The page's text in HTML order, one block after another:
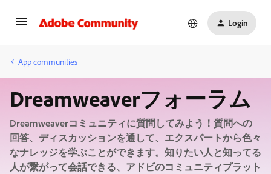
Login
App communities
Dreamweaverフォーラム
Dreamweaverコミュニティに質問してみよう！質問への
回答、ディスカッションを通して、エクスパートから色々
なナレッジを学ぶことができます。知りたい人と知ってる
人が繋がって会話できる、アドビのコミュニティプラット